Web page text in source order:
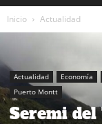
Inicio Actualidad
Actualidad Economía
Puerto Montt
Seremi del